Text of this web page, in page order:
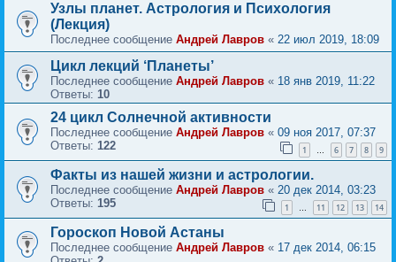
Узлы планет. Астрология и Психология
(Лекция)
Последнее сообщение Андрей Лавров « 22 июл 2019, 18:09
Цикл лекций ‘Планеты’
Последнее сообщение Андрей Лавров « 18 янв 2019, 11:22
Ответы: 10
24 цикл Солнечной активности
Последнее сообщение Андрей Лавров « 09 ноя 2017, 07:37
Ответы: 122 1 … 6 7 8 9
Факты из нашей жизни и астрологии.
Последнее сообщение Андрей Лавров « 20 дек 2014, 03:23
Ответы: 195 1 … 11 12 13 14
Гороскоп Новой Астаны
Последнее сообщение Андрей Лавров « 17 дек 2014, 06:15